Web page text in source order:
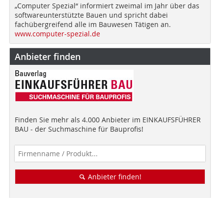
„Computer Spezial“ informiert zweimal im Jahr über das
softwareunterstützte Bauen und spricht dabei
fachübergreifend alle im Bauwesen Tätigen an.
www.computer-spezial.de
Anbieter finden
Finden Sie mehr als 4.000 Anbieter im EINKAUFSFÜHRER
BAU - der Suchmaschine für Bauprofis!
Anbieter finden!